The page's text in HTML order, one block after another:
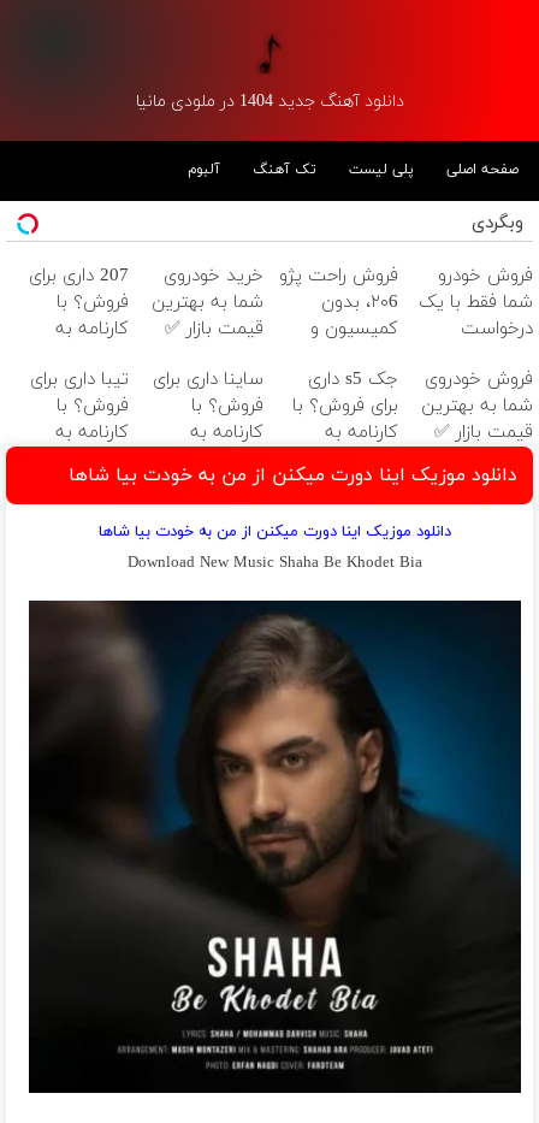
دانلود آهنگ جدید 1404 در ملودی مانیا
صفحه اصلی پلی لیست تک آهنگ آلبوم
وبگردی
فروش خودرو
شما فقط با یک
درخواست
فروش راحت پژو
۲۰6، بدون
کمیسیون و
خرید خودروی
شما به بهترین
قیمت بازار ✅
207 داری برای
فروش؟ با
کارنامه به
بفروش!
فروش خودروی
شما به بهترین
قیمت بازار ✅
جک s5 داری
برای فروش؟ با
کارنامه به
بفروش!
ساینا داری برای
فروش؟ با
کارنامه به
بفروش!
تیبا داری برای
فروش؟ با
کارنامه به
بفروش!
دانلود موزیک اینا دورت میکنن از من به خودت بیا شاها
دانلود موزیک اینا دورت میکنن از من به خودت بیا شاها
Download New Music Shaha Be Khodet Bia